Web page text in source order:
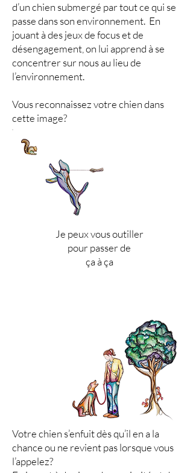
d’un chien submergé par tout ce qui se
passe dans son environnement. En
jouant à des jeux de focus et de
désengagement, on lui apprend à se
concentrer sur nous au lieu de
l’environnement.
Vous reconnaissez votre chien dans
cette image?
Je peux vous outiller
pour passer de
ça à ça
Votre chien s’enfuit dès qu’il en a la
chance ou ne revient pas lorsque vous
l’appelez?